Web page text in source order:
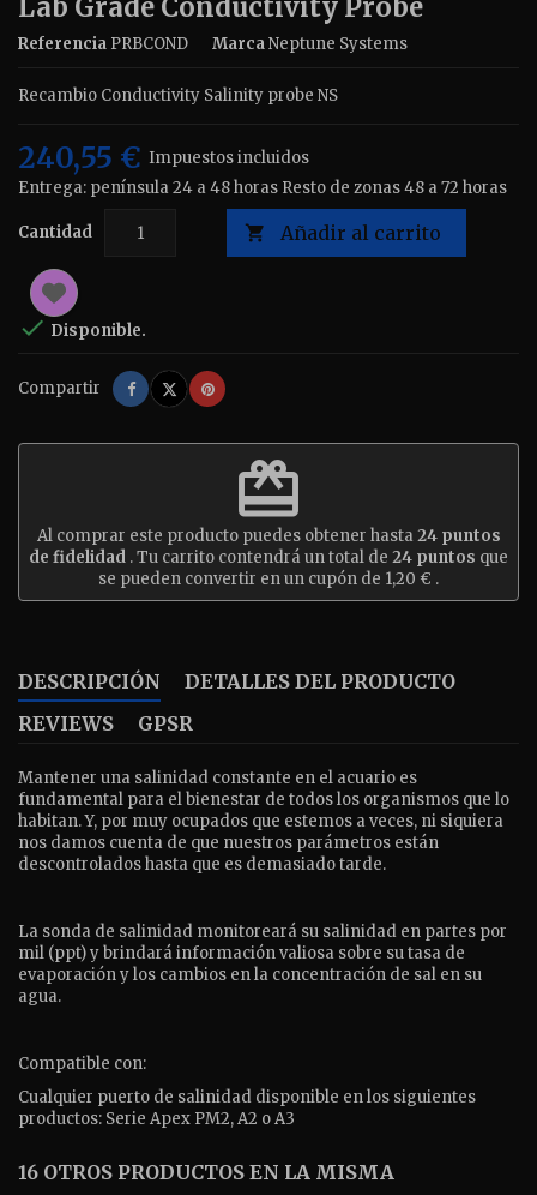
Lab Grade Conductivity Probe
Referencia PRBCOND MarcaNeptune Systems
Recambio Conductivity Salinity probe NS
240,55 € Impuestos incluidos
Entrega: península 24 a 48 horas Resto de zonas 48 a 72 horas
Cantidad  Añadir al carrito
 Disponible.
Compartir Compartir
TuitearPinterest
redeem
Al comprar este producto puedes obtener hasta24puntos
de fidelidad . Tu carrito contendrá un total de 24 puntos que
se pueden convertir en un cupón de 1,20 € .
DESCRIPCIÓN
DETALLES DEL PRODUCTO
REVIEWS
GPSR
Mantener una salinidad constante en el acuario es
fundamental para el bienestar de todos los organismos que lo
habitan. Y, por muy ocupados que estemos a veces, ni siquiera
nos damos cuenta de que nuestros parámetros están
descontrolados hasta que es demasiado tarde.
La sonda de salinidad monitoreará su salinidad en partes por
mil (ppt) y brindará información valiosa sobre su tasa de
evaporación y los cambios en la concentración de sal en su
agua.
Compatible con:
Cualquier puerto de salinidad disponible en los siguientes
productos: Serie Apex PM2, A2 o A3
16 OTROS PRODUCTOS EN LA MISMA